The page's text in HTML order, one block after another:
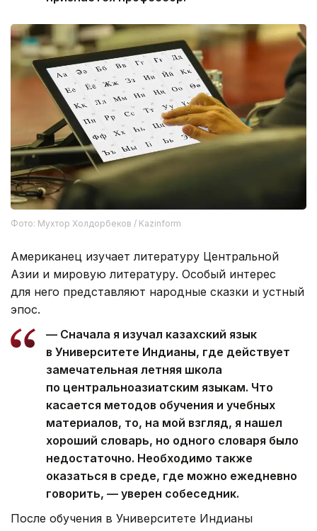
Фото: Мухтор Холдорбеков / Kazinform
Американец изучает литературу Центральной
Азии и мировую литературу. Особый интерес
для него представляют народные сказки и устный
эпос.
— Сначала я изучал казахский язык
в Университете Индианы, где действует
замечательная летняя школа
по центральноазиатским языкам. Что
касается методов обучения и учебных
материалов, то, на мой взгляд, я нашел
хороший словарь, но одного словаря было
недостаточно. Необходимо также
оказаться в среде, где можно ежедневно
говорить, — уверен собеседник.
После обучения в Университете Индианы